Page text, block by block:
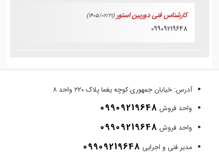
کارشناس فنی دوربین استور (1405/02/21)
09909219648
آدرس: خیابان جمهوری کوچه یغما پلاک ۲۲۰ واحد ۸
واحد فروش 09909219648
واحد فروش 09909219648
مدیر فنی و اجرایی 09909219648